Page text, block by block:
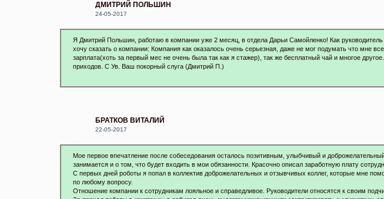
ДМИТРИЙ ПОЛЬШИН
24-05-2017
Я Дмитрий Польшин, работаю в компании уже 2 месяц, в отдела Дарьи Самойленко! Как
хочу сказать о компании: Компания как оказалось очень серьезная, даже не мог подумать что мне
зарплата(хоть за первый мес не очень была так как я стажер), так же бесплатный чай и многое
приходов. С Ув. Ваш покорный слуга (Дмитрий П.)
БРАТКОВ ВИТАЛИЙ
22-05-2017
Мое первое впечатление после собеседования осталось позитивным, улыбчивый и
занимается и о том, что будет входить в мои обязанности. Красочно описал заработную плату
С первых дней роботы я попал в коллектив доброжелательных и отзывчивых коллег, которые мне
по любому вопросу.
Отношение компании к сотрудникам лояльное и справедливое. Руководители относятся к своим